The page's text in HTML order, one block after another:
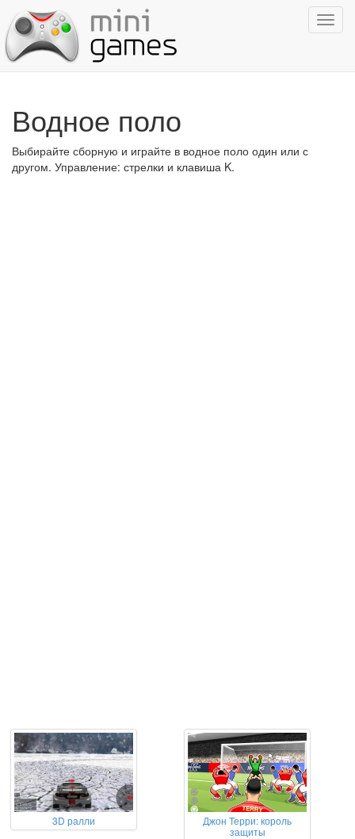
Водное поло
Выбирайте сборную и играйте в водное поло один или с
другом. Управление: стрелки и клавиша K.
3D ралли
Джон Терри: король
защиты